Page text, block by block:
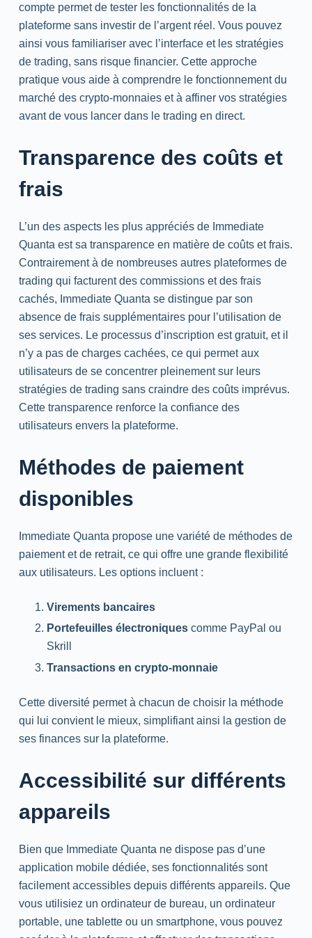
compte permet de tester les fonctionnalités de la
plateforme sans investir de l’argent réel. Vous pouvez
ainsi vous familiariser avec l’interface et les stratégies
de trading, sans risque financier. Cette approche
pratique vous aide à comprendre le fonctionnement du
marché des crypto-monnaies et à affiner vos stratégies
avant de vous lancer dans le trading en direct.
Transparence des coûts et
frais
L’un des aspects les plus appréciés de Immediate
Quanta est sa transparence en matière de coûts et frais.
Contrairement à de nombreuses autres plateformes de
trading qui facturent des commissions et des frais
cachés, Immediate Quanta se distingue par son
absence de frais supplémentaires pour l’utilisation de
ses services. Le processus d’inscription est gratuit, et il
n’y a pas de charges cachées, ce qui permet aux
utilisateurs de se concentrer pleinement sur leurs
stratégies de trading sans craindre des coûts imprévus.
Cette transparence renforce la confiance des
utilisateurs envers la plateforme.
Méthodes de paiement
disponibles
Immediate Quanta propose une variété de méthodes de
paiement et de retrait, ce qui offre une grande flexibilité
aux utilisateurs. Les options incluent :
Virements bancaires
Portefeuilles électroniquescomme PayPal ou
Skrill
Transactions en crypto-monnaie
Cette diversité permet à chacun de choisir la méthode
qui lui convient le mieux, simplifiant ainsi la gestion de
ses finances sur la plateforme.
Accessibilité sur différents
appareils
Bien que Immediate Quanta ne dispose pas d’une
application mobile dédiée, ses fonctionnalités sont
facilement accessibles depuis différents appareils. Que
vous utilisiez un ordinateur de bureau, un ordinateur
portable, une tablette ou un smartphone, vous pouvez